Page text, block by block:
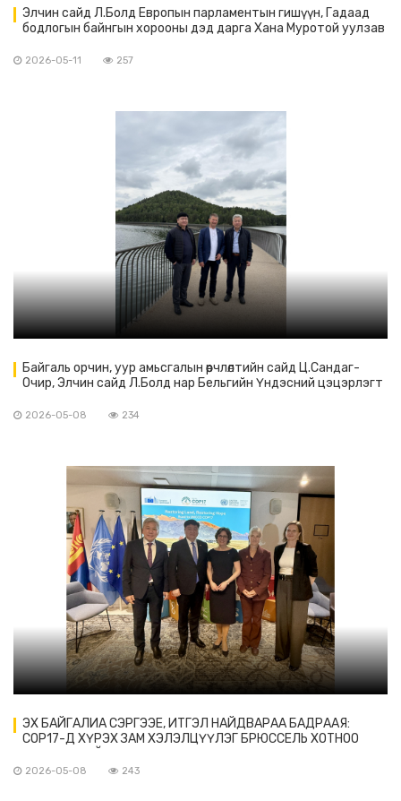
Элчин сайд Л.Болд Европын парламентын гишүүн, Гадаад
бодлогын байнгын хорооны дэд дарга Хана Муротой уулзав
2026-05-11 257
Байгаль орчин, уур амьсгалын өөрчлөлтийн сайд Ц.Сандаг-
Очир, Элчин сайд Л.Болд нар Бельгийн Үндэсний цэцэрлэгт
2026-05-08 234
ЭХ БАЙГАЛИА СЭРГЭЭЕ, ИТГЭЛ НАЙДВАРАА БАДРААЯ:
COP17-Д ХҮРЭХ ЗАМ ХЭЛЭЛЦҮҮЛЭГ БРЮССЕЛЬ ХОТНОО
2026-05-08 243